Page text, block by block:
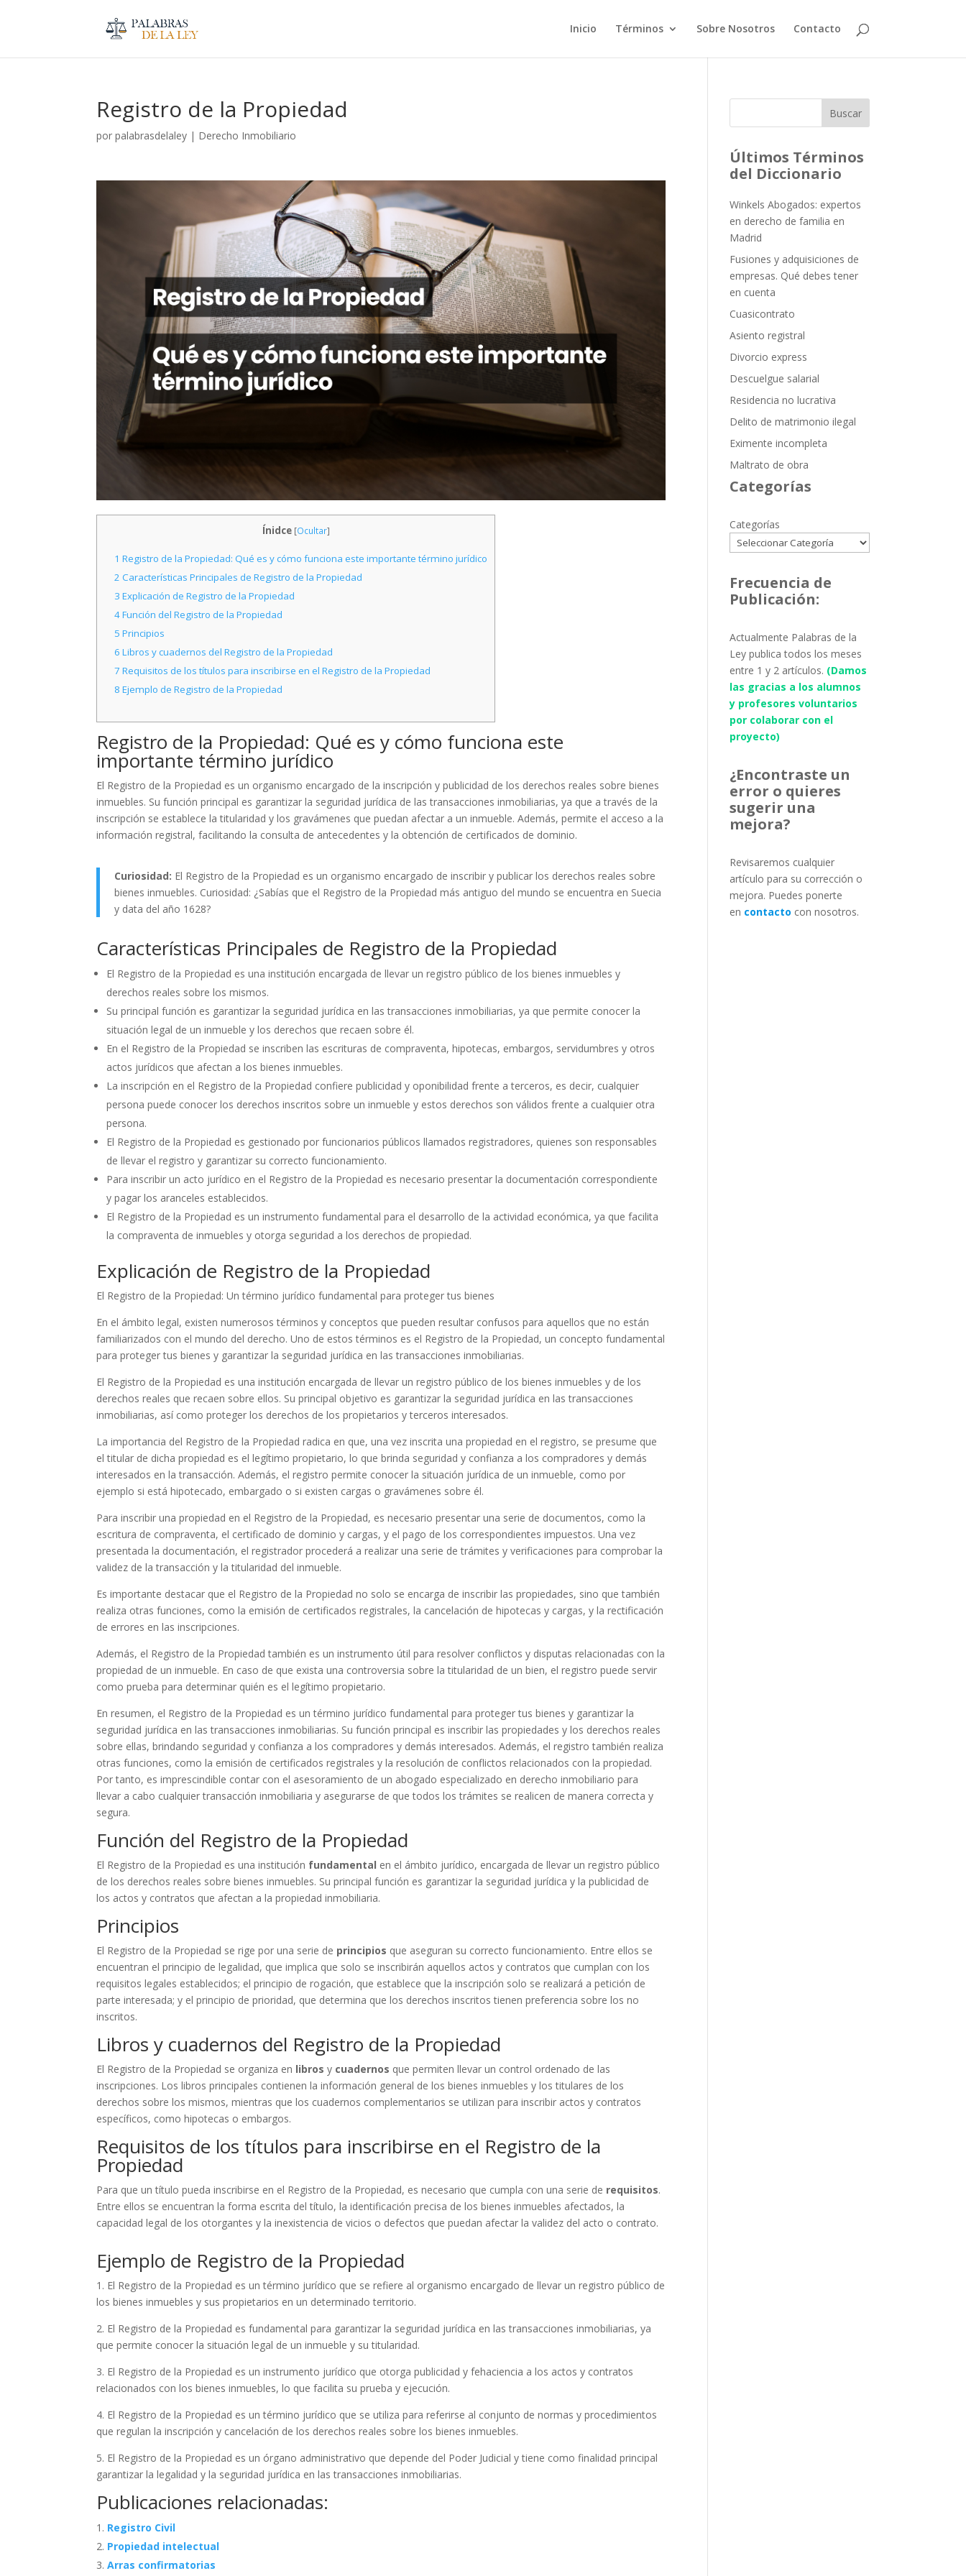
Inicio Términos Sobre Nosotros Contacto
Registro de la Propiedad
porpalabrasdelaley | Derecho Inmobiliario
Ínidce [Ocultar]
1 Registro de la Propiedad: Qué es y cómo funciona este importante término jurídico
2 Características Principales de Registro de la Propiedad
3 Explicación de Registro de la Propiedad
4Función del Registro de la Propiedad
5 Principios
6 Libros y cuadernos del Registro de la Propiedad
7 Requisitos de los títulos para inscribirse en el Registro de la Propiedad
8 Ejemplo de Registro de la Propiedad
Registro de la Propiedad: Qué es y cómo funciona este
importante término jurídico
El Registro de la Propiedad es un organismo encargado de la inscripción y publicidad de los derechos reales sobre bienes
inmuebles. Su función principal es garantizar la seguridad jurídica de las transacciones inmobiliarias, ya que a través de la
inscripción se establece la titularidad y los gravámenes que puedan afectar a un inmueble. Además, permite el acceso a la
información registral, facilitando la consulta de antecedentes y la obtención de certificados de dominio.
Curiosidad: El Registro de la Propiedad es un organismo encargado de inscribir y publicar los derechos reales sobre
bienes inmuebles. Curiosidad: ¿Sabías que el Registro de la Propiedad más antiguo del mundo se encuentra en Suecia
y data del año 1628?
Características Principales de Registro de la Propiedad
El Registro de la Propiedad es una institución encargada de llevar un registro público de los bienes inmuebles y
derechos reales sobre los mismos.
Su principal función es garantizar la seguridad jurídica en las transacciones inmobiliarias, ya que permite conocer la
situación legal de un inmueble y los derechos que recaen sobre él.
En el Registro de la Propiedad se inscriben las escrituras de compraventa, hipotecas, embargos, servidumbres y otros
actos jurídicos que afectan a los bienes inmuebles.
La inscripción en el Registro de la Propiedad confiere publicidad y oponibilidad frente a terceros, es decir, cualquier
persona puede conocer los derechos inscritos sobre un inmueble y estos derechos son válidos frente a cualquier otra
persona.
El Registro de la Propiedad es gestionado por funcionarios públicos llamados registradores, quienes son responsables
de llevar el registro y garantizar su correcto funcionamiento.
Para inscribir un acto jurídico en el Registro de la Propiedad es necesario presentar la documentación correspondiente
y pagar los aranceles establecidos.
El Registro de la Propiedad es un instrumento fundamental para el desarrollo de la actividad económica, ya que facilita
la compraventa de inmuebles y otorga seguridad a los derechos de propiedad.
Explicación de Registro de la Propiedad
El Registro de la Propiedad: Un término jurídico fundamental para proteger tus bienes
En el ámbito legal, existen numerosos términos y conceptos que pueden resultar confusos para aquellos que no están
familiarizados con el mundo del derecho. Uno de estos términos es el Registro de la Propiedad, un concepto fundamental
para proteger tus bienes y garantizar la seguridad jurídica en las transacciones inmobiliarias.
El Registro de la Propiedad es una institución encargada de llevar un registro público de los bienes inmuebles y de los
derechos reales que recaen sobre ellos. Su principal objetivo es garantizar la seguridad jurídica en las transacciones
inmobiliarias, así como proteger los derechos de los propietarios y terceros interesados.
La importancia del Registro de la Propiedad radica en que, una vez inscrita una propiedad en el registro, se presume que
el titular de dicha propiedad es el legítimo propietario, lo que brinda seguridad y confianza a los compradores y demás
interesados en la transacción. Además, el registro permite conocer la situación jurídica de un inmueble, como por
ejemplo si está hipotecado, embargado o si existen cargas o gravámenes sobre él.
Para inscribir una propiedad en el Registro de la Propiedad, es necesario presentar una serie de documentos, como la
escritura de compraventa, el certificado de dominio y cargas, y el pago de los correspondientes impuestos. Una vez
presentada la documentación, el registrador procederá a realizar una serie de trámites y verificaciones para comprobar la
validez de la transacción y la titularidad del inmueble.
Es importante destacar que el Registro de la Propiedad no solo se encarga de inscribir las propiedades, sino que también
realiza otras funciones, como la emisión de certificados registrales, la cancelación de hipotecas y cargas, y la rectificación
de errores en las inscripciones.
Además, el Registro de la Propiedad también es un instrumento útil para resolver conflictos y disputas relacionadas con la
propiedad de un inmueble. En caso de que exista una controversia sobre la titularidad de un bien, el registro puede servir
como prueba para determinar quién es el legítimo propietario.
En resumen, el Registro de la Propiedad es un término jurídico fundamental para proteger tus bienes y garantizar la
seguridad jurídica en las transacciones inmobiliarias. Su función principal es inscribir las propiedades y los derechos reales
sobre ellas, brindando seguridad y confianza a los compradores y demás interesados. Además, el registro también realiza
otras funciones, como la emisión de certificados registrales y la resolución de conflictos relacionados con la propiedad.
Por tanto, es imprescindible contar con el asesoramiento de un abogado especializado en derecho inmobiliario para
llevar a cabo cualquier transacción inmobiliaria y asegurarse de que todos los trámites se realicen de manera correcta y
segura.
Función del Registro de la Propiedad
El Registro de la Propiedad es una institución fundamental en el ámbito jurídico, encargada de llevar un registro público
de los derechos reales sobre bienes inmuebles. Su principal función es garantizar la seguridad jurídica y la publicidad de
los actos y contratos que afectan a la propiedad inmobiliaria.
Principios
El Registro de la Propiedad se rige por una serie de principios que aseguran su correcto funcionamiento. Entre ellos se
encuentran el principio de legalidad, que implica que solo se inscribirán aquellos actos y contratos que cumplan con los
requisitos legales establecidos; el principio de rogación, que establece que la inscripción solo se realizará a petición de
parte interesada; y el principio de prioridad, que determina que los derechos inscritos tienen preferencia sobre los no
inscritos.
Libros y cuadernos del Registro de la Propiedad
El Registro de la Propiedad se organiza en libros y cuadernos que permiten llevar un control ordenado de las
inscripciones. Los libros principales contienen la información general de los bienes inmuebles y los titulares de los
derechos sobre los mismos, mientras que los cuadernos complementarios se utilizan para inscribir actos y contratos
específicos, como hipotecas o embargos.
Requisitos de los títulos para inscribirse en el Registro de la
Propiedad
Para que un título pueda inscribirse en el Registro de la Propiedad, es necesario que cumpla con una serie de requisitos.
Entre ellos se encuentran la forma escrita del título, la identificación precisa de los bienes inmuebles afectados, la
capacidad legal de los otorgantes y la inexistencia de vicios o defectos que puedan afectar la validez del acto o contrato.
Ejemplo de Registro de la Propiedad
1. El Registro de la Propiedad es un término jurídico que se refiere al organismo encargado de llevar un registro público de
los bienes inmuebles y sus propietarios en un determinado territorio.
2. El Registro de la Propiedad es fundamental para garantizar la seguridad jurídica en las transacciones inmobiliarias, ya
que permite conocer la situación legal de un inmueble y su titularidad.
3. El Registro de la Propiedad es un instrumento jurídico que otorga publicidad y fehaciencia a los actos y contratos
relacionados con los bienes inmuebles, lo que facilita su prueba y ejecución.
4. El Registro de la Propiedad es un término jurídico que se utiliza para referirse al conjunto de normas y procedimientos
que regulan la inscripción y cancelación de los derechos reales sobre los bienes inmuebles.
5. El Registro de la Propiedad es un órgano administrativo que depende del Poder Judicial y tiene como finalidad principal
garantizar la legalidad y la seguridad jurídica en las transacciones inmobiliarias.
Publicaciones relacionadas:
Registro Civil
Propiedad intelectual
Arras confirmatorias
Buscar
Últimos Términos
del Diccionario
Winkels Abogados: expertos
en derecho de familia en
Madrid
Fusiones y adquisiciones de
empresas. Qué debes tener
en cuenta
Cuasicontrato
Asiento registral
Divorcio express
Descuelgue salarial
Residencia no lucrativa
Delito de matrimonio ilegal
Eximente incompleta
Maltrato de obra
Categorías
Categorías
Frecuencia de
Publicación:
Actualmente Palabras de la
Ley publica todos los meses
entre 1 y 2 artículos. (Damos
las gracias a los alumnos
y profesores voluntarios
por colaborar con el
proyecto)
¿Encontraste un
error o quieres
sugerir una
mejora?
Revisaremos cualquier
artículo para su corrección o
mejora. Puedes ponerte
en contacto con nosotros.